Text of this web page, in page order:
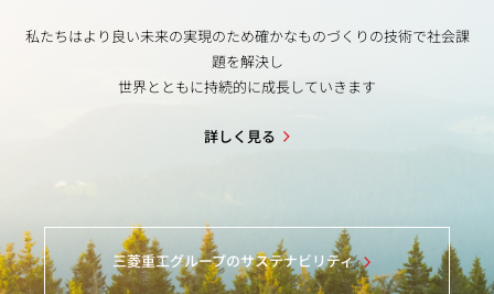
私たちはより良い未来の実現のため確かなものづくりの技術で社会課
題を解決し
世界とともに持続的に成長していきます
詳しく見る
三菱重工グループのサステナビリティ